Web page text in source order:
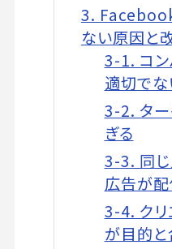
3.
ない原因と
3-1. コ
適切でな
3-2. ター
ぎる
3-3. 同
広告が
3-4. クリ
が目的と